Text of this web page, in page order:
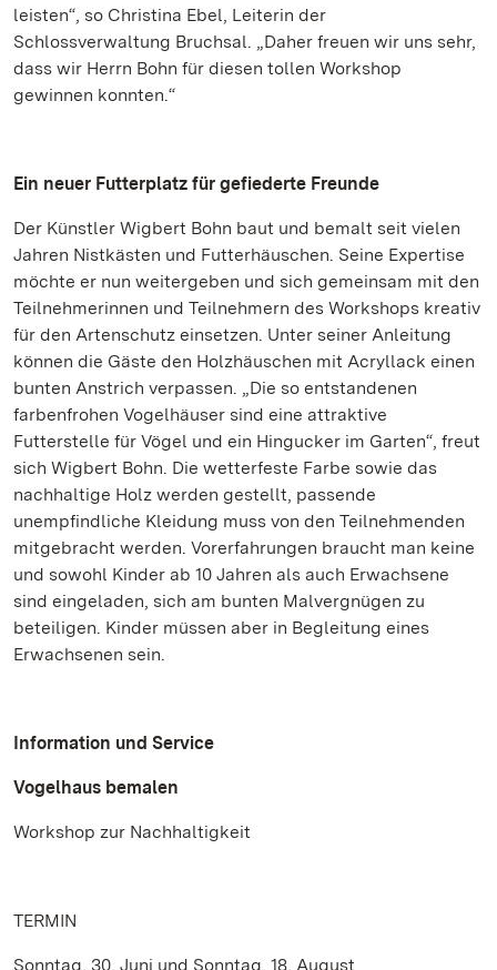
leisten“, so Christina Ebel, Leiterin der
Schlossverwaltung Bruchsal. „Daher freuen wir uns sehr,
dass wir Herrn Bohn für diesen tollen Workshop
gewinnen konnten.“
Ein neuer Futterplatz für gefiederte Freunde
Der Künstler Wigbert Bohn baut und bemalt seit vielen
Jahren Nistkästen und Futterhäuschen. Seine Expertise
möchte er nun weitergeben und sich gemeinsam mit den
Teilnehmerinnen und Teilnehmern des Workshops kreativ
für den Artenschutz einsetzen. Unter seiner Anleitung
können die Gäste den Holzhäuschen mit Acryllack einen
bunten Anstrich verpassen. „Die so entstandenen
farbenfrohen Vogelhäuser sind eine attraktive
Futterstelle für Vögel und ein Hingucker im Garten“, freut
sich Wigbert Bohn. Die wetterfeste Farbe sowie das
nachhaltige Holz werden gestellt, passende
unempfindliche Kleidung muss von den Teilnehmenden
mitgebracht werden. Vorerfahrungen braucht man keine
und sowohl Kinder ab 10 Jahren als auch Erwachsene
sind eingeladen, sich am bunten Malvergnügen zu
beteiligen. Kinder müssen aber in Begleitung eines
Erwachsenen sein.
Information und Service
Vogelhaus bemalen
Workshop zur Nachhaltigkeit
TERMIN
Sonntag, 30. Juni und Sonntag, 18. August